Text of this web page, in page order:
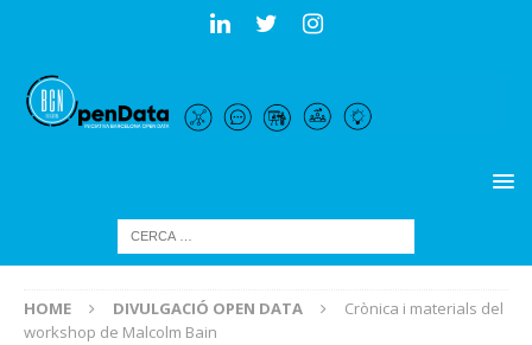
HOME DIVULGACIÓ OPEN DATA
Crònica i materials del
workshop de Malcolm Bain